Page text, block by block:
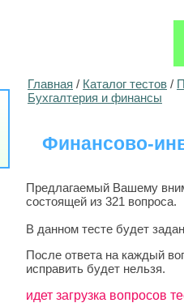
Главная / Каталог тестов /
Бухгалтерия и финансы
Финансово-
Предлагаемый Вашему
состоящей из 321 вопроса.
В данном тесте будет
После ответа на каждый
исправить будет нельзя.
идет загрузка вопросов